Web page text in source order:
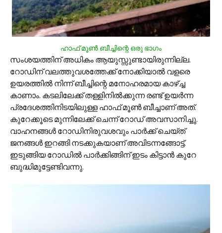
ഹാഫ് മൂണ്‍ ബീച്ചിന്റെ ഒരു ഭാഗം
സംശയത്തിന് അധികം ആയുസ്സുണ്ടായിരുന്നില്ല.
റോഡിന് വലത്തുവശത്തേക്ക് നോക്കിയാല്‍ വളരെ
ഉയരത്തില്‍ നിന്ന് ബീച്ചിന്റെ മനോഹരമായ കാഴ്ച്ച
കാണാം‍. കടലിലേക്ക് തള്ളിനില്‍ക്കുന്ന രണ്ട് ഉയര്‍ന്ന
പ്രദേശത്തിനിടയിലുള്ള ഹാഫ് മൂണ്‍ ബീച്ചാണ് അത്.
കുറേക്കൂടെ മുന്നിലേക്ക് ചെന്ന് റോഡ് അവസാനിച്ചു.
വാഹനങ്ങള്‍ റോഡിനിരുവശവും പാര്‍ക്ക് ചെയ്ത്
ജനങ്ങള്‍ ഇറങ്ങി നടക്കുകയാണ് അവിടന്നങ്ങോട്ട്.
ഇടുങ്ങിയ റോഡില്‍ പാര്‍ക്കിങ്ങിന് ഇടം കിട്ടാന്‍ കുറേ
ബുദ്ധിമുട്ടേണ്ടിവന്നു.